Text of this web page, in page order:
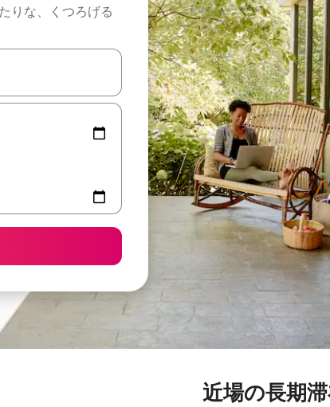
りな、くつろげる
の矢印キーを使って移動するか、画面をタッチまたはスワイプ
近場の長期